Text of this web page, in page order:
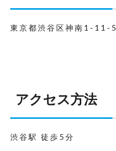
東京都渋谷区神南1-11-5
アクセス方法
渋谷駅 徒歩5分